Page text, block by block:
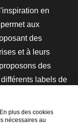
en
aux
des
et à leurs
des
labels de
notre propre
plus des cookies
nécessaires au